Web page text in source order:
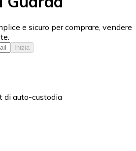
e sicuro per comprare, vendere
Inizia
di auto-custodia